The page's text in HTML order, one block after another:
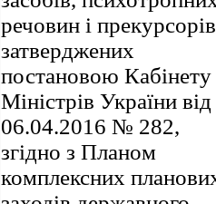
речовин і
затверджених
постановою Кабінету
Міністрів України від
06.04.2016 № 282,
згідно з Планом
комплексних